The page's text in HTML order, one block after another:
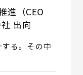
進（CEO
出向
る。その中